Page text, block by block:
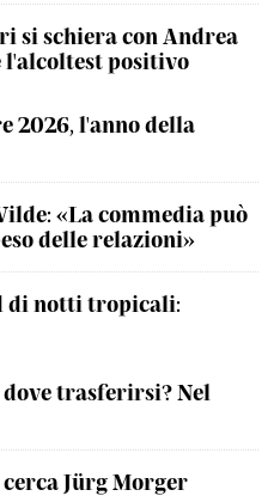
si schiera con Andrea
l'alcoltest positivo
2026, l'anno della
«La commedia può
delle relazioni»
di notti tropicali:
trasferirsi? Nel
cerca Jürg Morger